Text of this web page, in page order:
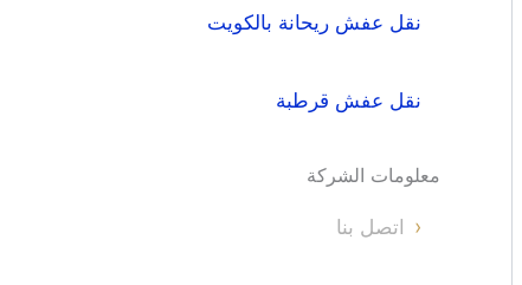
نقل عفش ريحانة بالكويت
نقل عفش قرطبة
معلومات الشركة
اتصل بنا